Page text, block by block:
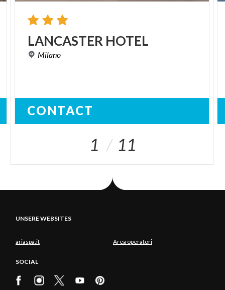
LANCASTER HOTEL
Milano
CONTACT
1 11
UNSERE WEBSITES
ariaspa.it Area operatori
SOCIAL